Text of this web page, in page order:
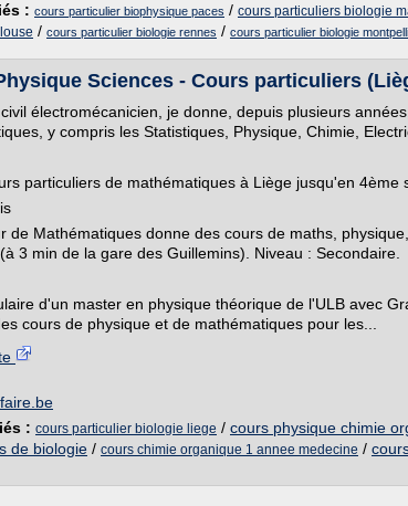
: cours particulier biophysique paces / cours particuliers biologie
/ cours particulier biologie rennes / cours particulier biologie
Sciences - Cours particuliers
électromécanicien, je donne, depuis plusieurs
y compris les Statistiques, Physique, Chimie,
particuliers de mathématiques à Liège jusqu'en 4ème
de Mathématiques donne des cours de maths,
3 min de la gare des Guillemins). Niveau : Secondaire.
d'un master en physique théorique de l'ULB avec
cours de physique et de mathématiques pour les...
: cours particulier biologie liege / cours physique chimie
de biologie / cours chimie organique 1 annee medecine /